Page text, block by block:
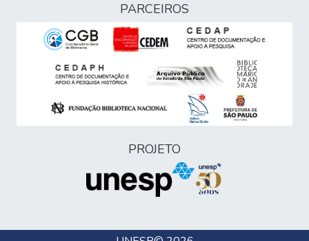
PARCEIROS
PROJETO